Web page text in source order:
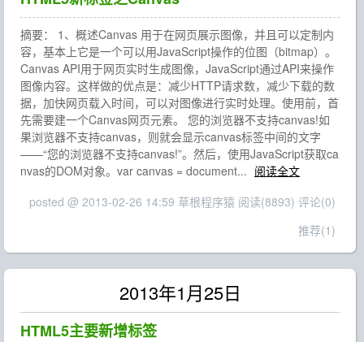
摘要： 1、概述Canvas 用于在网页展示图像，并且可以定制内
容，基本上它是一个可以用JavaScript操作的位图（bitmap）。
Canvas API用于网页实时生成图像，JavaScript通过API来操作
图像内容。这样做的优点是：减少HTTP请求数，减少下载的数
据，加快网页载入时间，可以对图像进行实时处理。使用前，首
先需要建一个Canvas网页元素。 您的浏览器不支持canvas!如
果浏览器不支持canvas，则就会显示canvas标签中间的文字
——“您的浏览器不支持canvas!”。然后，使用JavaScript获取ca
nvas的DOM对象。var canvas = document... 阅读全文
posted @ 2013-02-26 14:59 草根程序猿 阅读(8893) 评论(0)
推荐(1)
2013年1月25日
HTML5主要新增标签